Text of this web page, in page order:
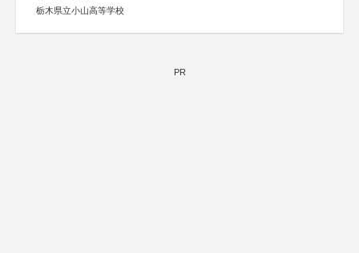
栃木県立小山高等学校
PR